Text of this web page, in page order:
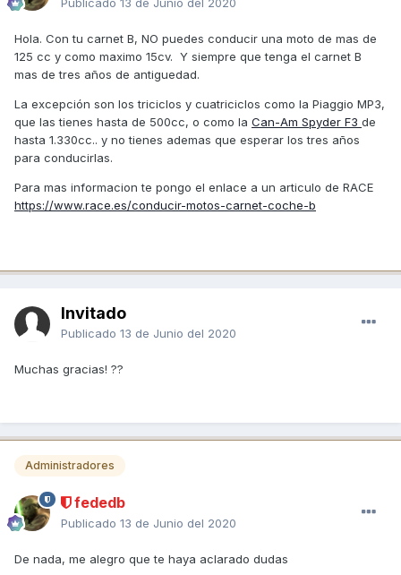
Hola. Con tu carnet B, NO puedes conducir una moto de mas de
125 cc y como maximo 15cv. Y siempre que tenga el carnet B
mas de tres años de antiguedad.
La excepción son los triciclos y cuatriciclos como la Piaggio MP3,
que las tienes hasta de 500cc, o como la Can-Am Spyder F3 de
hasta 1.330cc.. y no tienes ademas que esperar los tres años
para conducirlas.
Para mas informacion te pongo el enlace a un articulo de RACE
https://www.race.es/conducir-motos-carnet-coche-b
Invitado
Publicado 13 de Junio del 2020
Muchas gracias! ??
Administradores
fededb
Publicado 13 de Junio del 2020
De nada, me alegro que te haya aclarado dudas